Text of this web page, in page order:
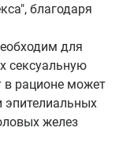
благодаря
для
сексуальную
в рационе может
эпителиальных
желез